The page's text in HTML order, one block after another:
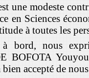
une modeste
en Sciences
à toutes les
bord, nous
BOFOTA
accepté de